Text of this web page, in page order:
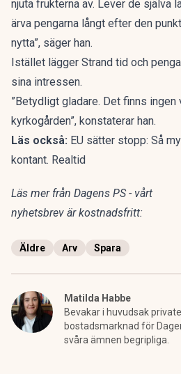
njuta frukterna av. Lever de själva
ärva pengarna långt efter den
nytta”, säger han.
Istället lägger Strand tid och
sina intressen.
”Betydligt gladare. Det finns
kyrkogården”, konstaterar han.
Läs också: EU sätter stopp: Så
kontant. Realtid
Läs mer från Dagens PS - vårt
nyhetsbrev är kostnadsfritt:
Äldre Arv Spara
Matilda Habbe
Bevakar i huvudsak
bostadsmarknad för
svåra ämnen begripliga.